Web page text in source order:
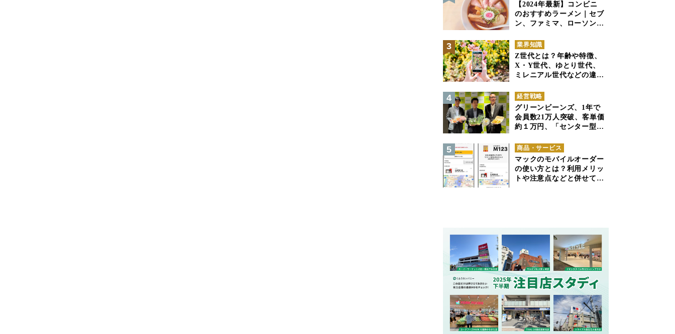
【2024年最新】コンビニ
のおすすめラーメン｜セブ
ン、ファミマ、ローソンの
業界知識
Z世代とは？年齢や特徴、
X・Y世代、ゆとり世代、
ミレニアル世代などの違い
経営戦略
グリーンビーンズ、1年で
会員数21万人突破、客単価
約１万円、「センター型の
も成立できるか
商品・サービス
マックのモバイルオーダー
の使い方とは？利用メリッ
トや注意点などと併せて解